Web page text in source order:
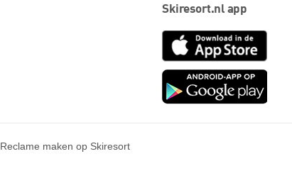
Skiresort.nl app
App
Reclame maken op Skiresort